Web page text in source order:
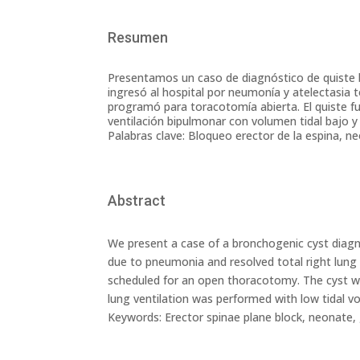
Resumen
Presentamos un caso de diagnóstico de
ingresó al hospital por neumonía y atelectasia
programó para toracotomía abierta. El quiste
ventilación bipulmonar con volumen tidal bajo
Palabras clave: Bloqueo erector de la espina,
Abstract
We present a case of a bronchogenic cyst
due to pneumonia and resolved total right
scheduled for an open thoracotomy. The cyst
lung ventilation was performed with low tidal
Keywords: Erector spinae plane block,